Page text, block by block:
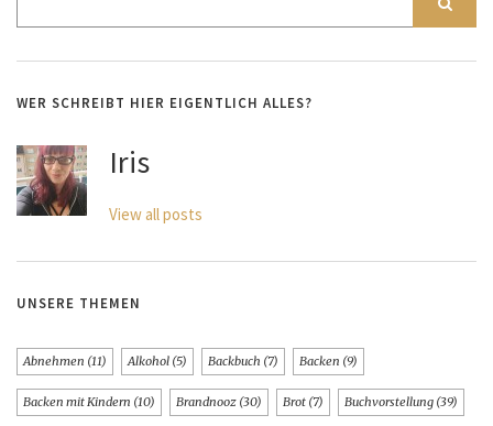
WER SCHREIBT HIER EIGENTLICH ALLES?
Iris
View all posts
UNSERE THEMEN
Abnehmen (11) Alkohol (5) Backbuch (7) Backen (9)
Backen mit Kindern (10) Brandnooz (30) Brot (7) Buchvorstellung (39)